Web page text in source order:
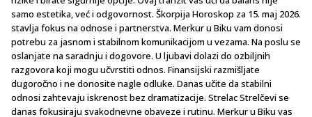
samo estetika, već i odgovornost. Škorpija Horoskop za 15. maj 2026.
stavlja fokus na odnose i partnerstva. Merkur u Biku vam donosi
potrebu za jasnom i stabilnom komunikacijom u vezama. Na poslu se
oslanjate na saradnju i dogovore. U ljubavi dolazi do ozbiljnih
razgovora koji mogu učvrstiti odnos. Finansijski razmišljate
dugoročno i ne donosite nagle odluke. Danas učite da stabilni
odnosi zahtevaju iskrenost bez dramatizacije. Strelac Strelčevi se
danas fokusiraju svakodnevne obaveze i rutinu. Merkur u Biku vas